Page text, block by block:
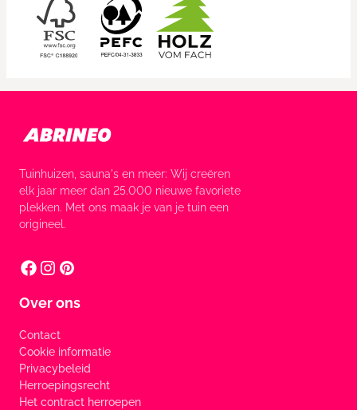
Tuinhuizen, sauna's en meer: Wij creëren
elk jaar meer dan 25.000 nieuwe favoriete
plekken. Met ons maak je van je tuin een
origineel.
Over ons
Contact
Cookie informatie
Privacybeleid
Herroepingsrecht
Het contract herroepen